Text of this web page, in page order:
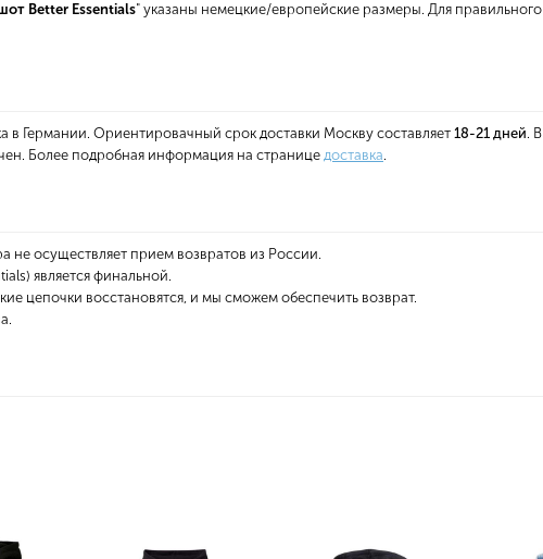
Better Essentials" указаны немецкие/европейские размеры. Для
в Германии. Ориентировачный срок доставки Москву составляет 18-21 дней.
Более подробная информация на странице доставка.
не осуществляет прием возвратов из России.
является финальной.
цепочки восстановятся, и мы сможем обеспечить возврат.